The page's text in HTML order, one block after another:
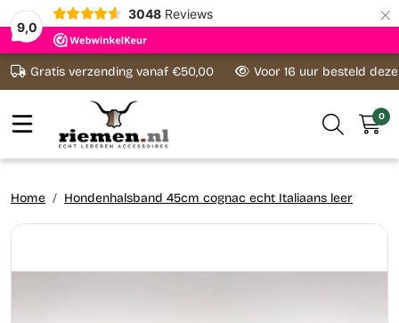
9,0
3048 Reviews ×
Ga naar content
Gratis verzending vanaf €50,00 Voor 16 uur besteld
0
Home Hondenhalsband 45cm cognac echt Italiaans leer